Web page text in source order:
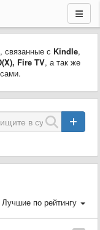
связанные с Kindle,
, Fire TV, а так же
Лучшие по рейтингу